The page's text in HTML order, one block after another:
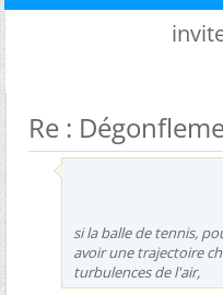
Re :
si la balle de tennis,
avoir une trajectoire
turbulences de l'air,